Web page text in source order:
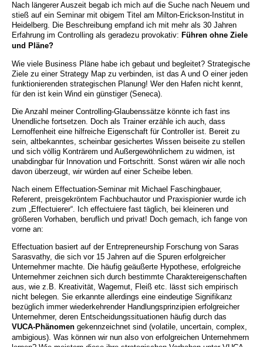
Nach längerer Auszeit begab ich mich auf die Suche nach Neuem und
stieß auf ein Seminar mit obigem Titel am Milton-Erickson-Institut in
Heidelberg. Die Beschreibung empfand ich mit mehr als 30 Jahren
Erfahrung im Controlling als geradezu provokativ: Führen ohne Ziele
und Pläne?
Wie viele Business Pläne habe ich gebaut und begleitet? Strategische
Ziele zu einer Strategy Map zu verbinden, ist das A und O einer jeden
funktionierenden strategischen Planung! Wer den Hafen nicht kennt,
für den ist kein Wind ein günstiger (Seneca).
Die Anzahl meiner Controlling-Glaubenssätze könnte ich fast ins
Unendliche fortsetzen. Doch als Trainer erzähle ich auch, dass
Lernoffenheit eine hilfreiche Eigenschaft für Controller ist. Bereit zu
sein, altbekanntes, scheinbar gesichertes Wissen beiseite zu stellen
und sich völlig Konträrem und Außergewöhnlichem zu widmen, ist
unabdingbar für Innovation und Fortschritt. Sonst wären wir alle noch
davon überzeugt, wir würden auf einer Scheibe leben.
Nach einem Effectuation-Seminar mit Michael Faschingbauer,
Referent, preisgekröntem Fachbuchautor und Praxispionier wurde ich
zum „Effectuierer“. Ich effectuiere fast täglich, bei kleineren und
größeren Vorhaben, beruflich und privat! Doch gemach, ich fange von
vorne an:
Effectuation basiert auf der Entrepreneurship Forschung von Saras
Sarasvathy, die sich vor 15 Jahren auf die Spuren erfolgreicher
Unternehmer machte. Die häufig geäußerte Hypothese, erfolgreiche
Unternehmer zeichnen sich durch bestimmte Charaktereigenschaften
aus, wie z.B. Kreativität, Wagemut, Fleiß etc. lässt sich empirisch
nicht belegen. Sie erkannte allerdings eine eindeutige Signifikanz
bezüglich immer wiederkehrender Handlungsprinzipien erfolgreicher
Unternehmer, deren Entscheidungssituationen häufig durch das
VUCA-Phänomen gekennzeichnet sind (volatile, uncertain, complex,
ambigious). Was können wir nun also von erfolgreichen Unternehmern